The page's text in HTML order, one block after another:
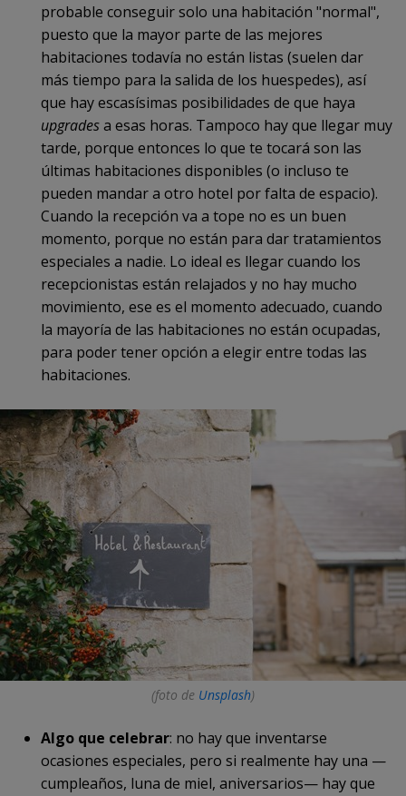
probable conseguir solo una habitación "normal",
puesto que la mayor parte de las mejores
habitaciones todavía no están listas (suelen dar
más tiempo para la salida de los huespedes), así
que hay escasísimas posibilidades de que haya
upgradesa esas horas. Tampoco hay que llegar muy
tarde, porque entonces lo que te tocará son las
últimas habitaciones disponibles (o incluso te
pueden mandar a otro hotel por falta de espacio).
Cuando la recepción va a tope no es un buen
momento, porque no están para dar tratamientos
especiales a nadie. Lo ideal es llegar cuando los
recepcionistas están relajados y no hay mucho
movimiento, ese es el momento adecuado, cuando
la mayoría de las habitaciones no están ocupadas,
para poder tener opción a elegir entre todas las
habitaciones.
(foto de Unsplash)
Algo que celebrar: no hay que inventarse
ocasiones especiales, pero si realmente hay una —
cumpleaños, luna de miel, aniversarios— hay que